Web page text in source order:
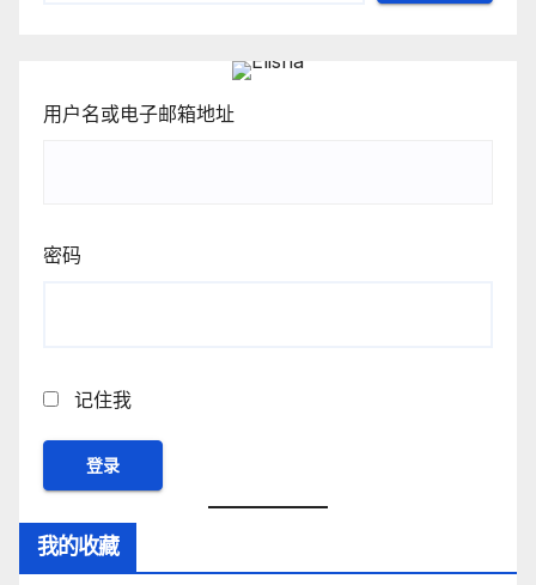
用户名或电子邮箱地址
密码
记住我
我的收藏